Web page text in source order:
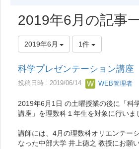
2019年6月の記事
2019年6月 1件
科学プレゼンテーション講座
投稿日時 : 2019/06/14 WEB管理者
2019年6月1日 の土曜授業の後に「科
講座」を理数科１年生を対象に行いま
講師には、4月の理数科オリエンテー
なった中部大学 井上徳之 教授にお願い